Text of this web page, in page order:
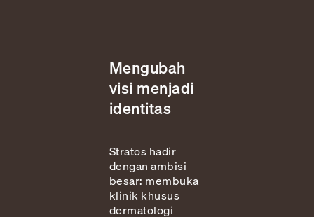
Mengubah
visi menjadi
identitas
Stratos hadir
dengan ambisi
besar: membuka
klinik khusus
dermatologi